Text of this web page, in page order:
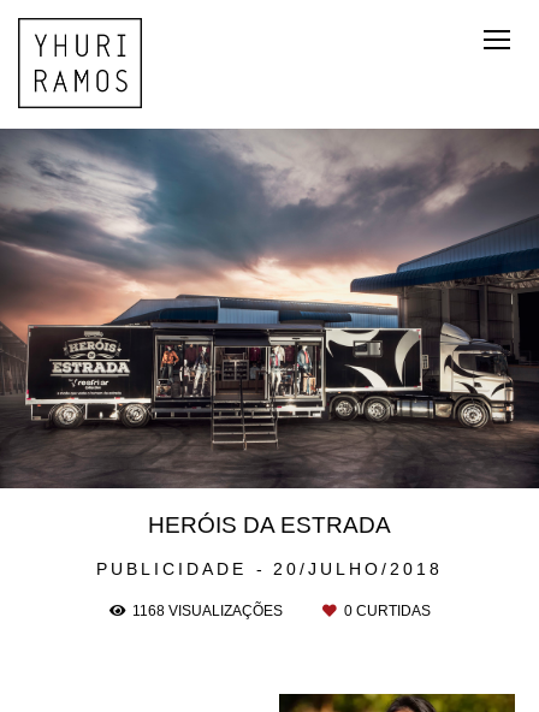
PUBLICIDADE 20/JULHO/2018
HERÓIS DA ESTRADA
1168VISUALIZAÇÕES 0CURTIDAS